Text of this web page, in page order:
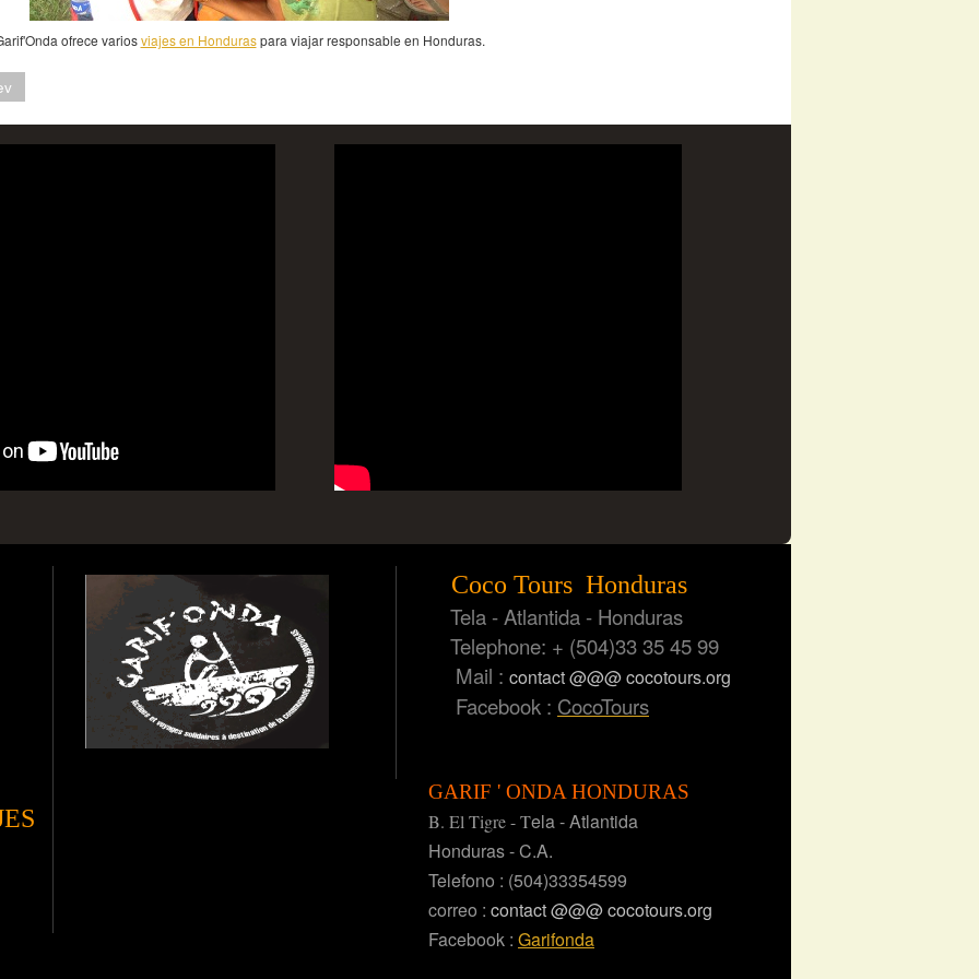
ofrece variosviajes en Honduraspara viajar responsable en Honduras.
Coco Tours Honduras
Tela - Atlantida - Honduras
Telephone: + (504)33 35 45 99
Mail : contact @@@ cocotours.org
Facebook : CocoTours
GARIF ' ONDA HONDURAS
B. El Tigre - Tela - Atlantida
Honduras - C.A.
Telefono : (504)33354599
correo : contact @@@ cocotours.org
Facebook : Garifonda